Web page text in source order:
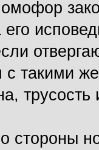
его
с такими
стороны